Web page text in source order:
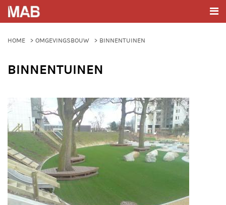
HOME OMGEVINGSBOUW BINNENTUINEN
BINNENTUINEN